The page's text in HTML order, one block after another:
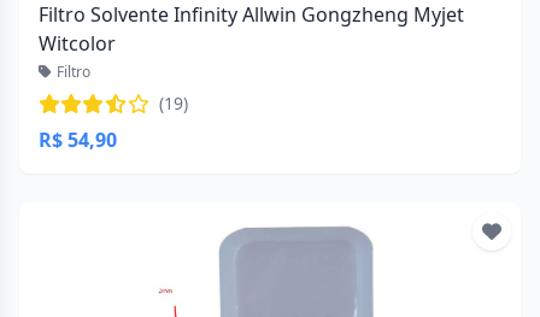
Filtro Solvente Infinity Allwin Gongzheng Myjet
Witcolor
Filtro
(19)
R$ 54,90